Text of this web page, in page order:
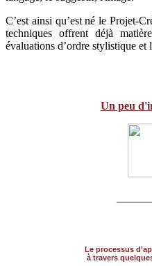
C’est ainsi qu’est né le Projet-
techniques offrent déjà
évaluations d’ordre stylistique et
Un peu
Le processus
à travers